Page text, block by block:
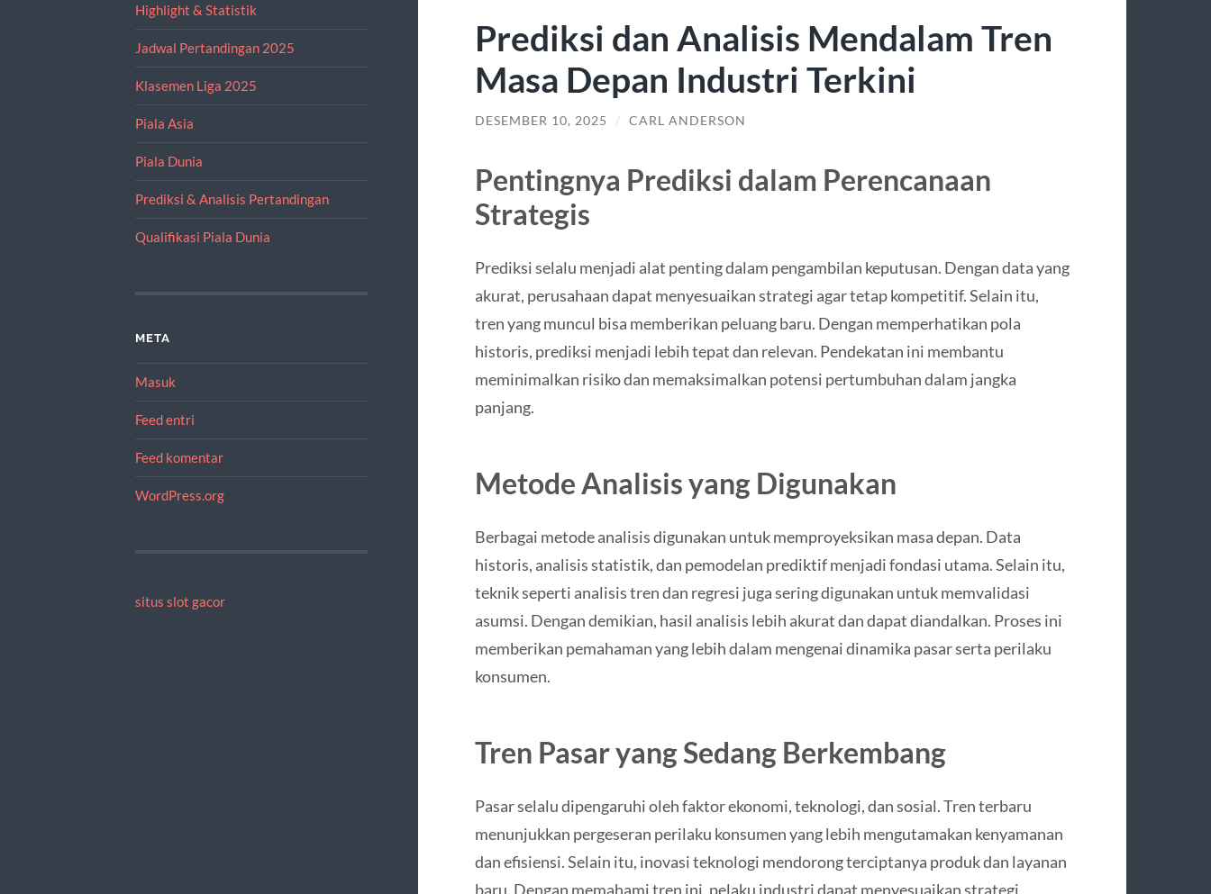
Highlight & Statistik
Jadwal Pertandingan 2025
Klasemen Liga 2025
Piala Asia
Piala Dunia
Prediksi & Analisis Pertandingan
Qualifikasi Piala Dunia
META
Masuk
Feed entri
Feed komentar
WordPress.org
situs slot gacor
Prediksi dan Analisis Mendalam Tren
Masa Depan Industri Terkini
DESEMBER 10, 2025 / CARL ANDERSON
Pentingnya Prediksi dalam Perencanaan
Strategis
Prediksi selalu menjadi alat penting dalam pengambilan keputusan. Dengan data yang
akurat, perusahaan dapat menyesuaikan strategi agar tetap kompetitif. Selain itu,
tren yang muncul bisa memberikan peluang baru. Dengan memperhatikan pola
historis, prediksi menjadi lebih tepat dan relevan. Pendekatan ini membantu
meminimalkan risiko dan memaksimalkan potensi pertumbuhan dalam jangka
panjang.
Metode Analisis yang Digunakan
Berbagai metode analisis digunakan untuk memproyeksikan masa depan. Data
historis, analisis statistik, dan pemodelan prediktif menjadi fondasi utama. Selain itu,
teknik seperti analisis tren dan regresi juga sering digunakan untuk memvalidasi
asumsi. Dengan demikian, hasil analisis lebih akurat dan dapat diandalkan. Proses ini
memberikan pemahaman yang lebih dalam mengenai dinamika pasar serta perilaku
konsumen.
Tren Pasar yang Sedang Berkembang
Pasar selalu dipengaruhi oleh faktor ekonomi, teknologi, dan sosial. Tren terbaru
menunjukkan pergeseran perilaku konsumen yang lebih mengutamakan kenyamanan
dan efisiensi. Selain itu, inovasi teknologi mendorong terciptanya produk dan layanan
baru. Dengan memahami tren ini, pelaku industri dapat menyesuaikan strategi